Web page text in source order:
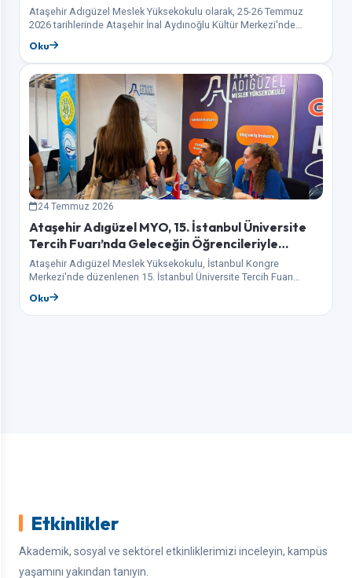
Ataşehir Adıgüzel Meslek Yüksekokulu olarak, 25-26 Temmuz
2026 tarihlerinde Ataşehir İnal Aydınoğlu Kültür Merkezi'nde
ile…
Oku
24 Temmuz 2026
Ataşehir Adıgüzel MYO, 15. İstanbul Üniversite
Tercih Fuarı’nda Geleceğin Öğrencileriyle
Buluşuyor
Ataşehir Adıgüzel Meslek Yüksekokulu, İstanbul Kongre
Merkezi'nde düzenlenen 15. İstanbul Üniversite Tercih Fuarı
Oku
Etkinlikler
Akademik, sosyal ve sektörel etkinliklerimizi inceleyin, kampüs
yaşamını yakından tanıyın.